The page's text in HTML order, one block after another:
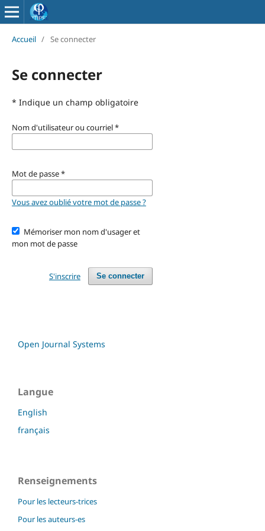
Accueil / Se connecter
Se connecter
* Indique un champ obligatoire
Nom d'utilisateur ou courriel*
Mot de passe*
Vous avez oublié votre mot de passe ?
Mémoriser mon nom d'usager et
mon mot de passe
Se connecter
S'inscrire
Open Journal Systems
Langue
English
français
Renseignements
Pour les lecteurs-trices
Pour les auteurs-es